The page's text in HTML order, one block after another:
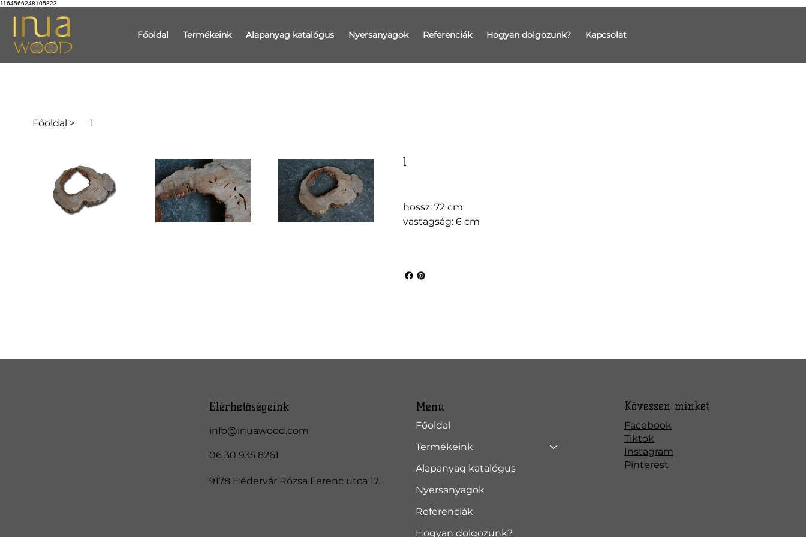
1164566248105823
Főoldal Termékeink Alapanyag katalógus Nyersanyagok Referenciák Hogyan dolgozunk? Kapcsolat
Főoldal > 1
1
hossz: 72 cm
vastagság: 6 cm
Elérhetőségeink
info@inuawood.com
06 30 935 8261
9178 Hédervár Rózsa Ferenc utca 17.
Menü
Főoldal
Termékeink
Alapanyag katalógus
Nyersanyagok
Referenciák
Hogyan dolgozunk?
Facebook
Tiktok
Instagram
Pinterest
Kövessen minket